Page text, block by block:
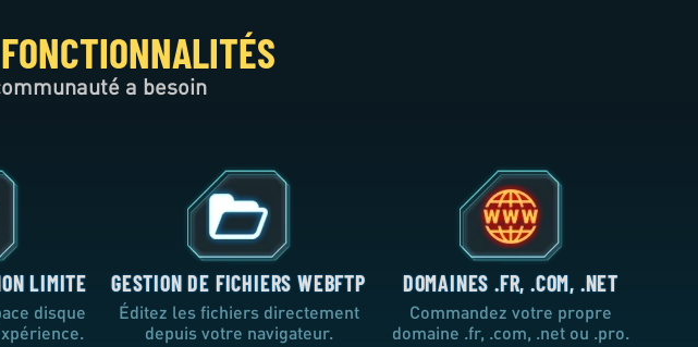
a besoin
LIMITE
disque
GESTION DE FICHIERS WEBFTP
Éditez les fichiers directement
depuis votre navigateur.
DOMAINES .FR, .COM, .NET
Commandez votre propre
domaine .fr, .com, .net ou .pro.